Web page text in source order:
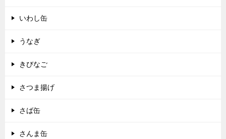
いわし缶
うなぎ
きびなご
さつま揚げ
さば缶
さんま缶